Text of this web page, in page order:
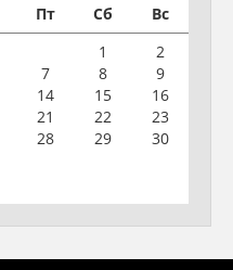
Пт Сб
Вс
1
2
7 8
9
14 15
16
21 22
23
28 29
30